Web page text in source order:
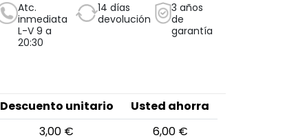
Atc.
inmediata
L-V 9 a
20:30
14 días
devolución
3 años
de
garantía
Descuento unitario
Usted ahorra
3,00 €
6,00 €